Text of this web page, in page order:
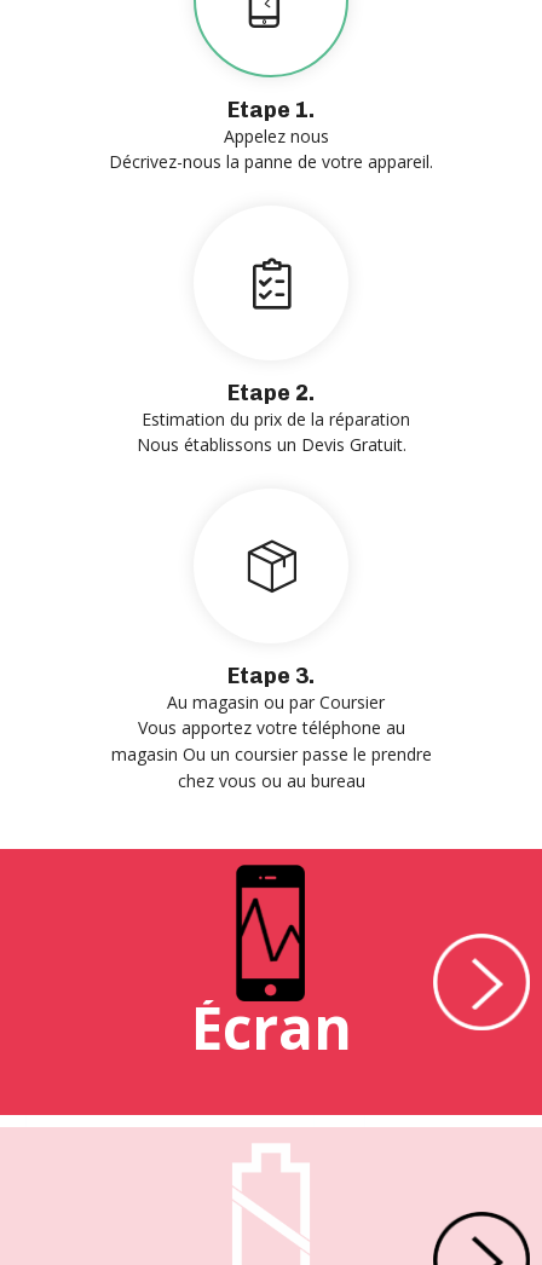
Etape 1.
Appelez nous
Décrivez-nous la panne de votre appareil.
Etape 2.
Estimation du prix de la réparation
Nous établissons un Devis Gratuit.
Etape 3.
Au magasin ou par Coursier
Vous apportez votre téléphone au
magasin Ou un coursier passe le prendre
chez vous ou au bureau
Écran